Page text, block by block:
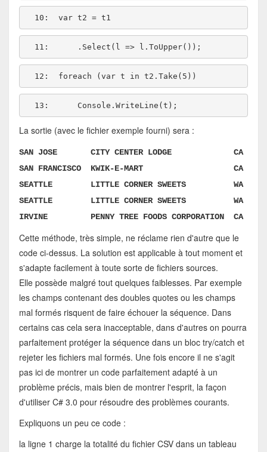
  10:
  11:
  12:
foreach (var t in
  13:
La sortie (avec le fichier exemple fourni) sera :
SAN JOSE CITY CENTER LODGE CA
SAN FRANCISCO KWIK-E-MART CA
SEATTLE LITTLE CORNER SWEETS WA
SEATTLE LITTLE CORNER SWEETS WA
IRVINE PENNY TREE FOODS CORPORATION CA
Cette méthode, très simple, ne réclame rien d'autre que le
code ci-dessus. La solution est applicable à tout moment et
s'adapte facilement à toute sorte de fichiers sources.
Elle possède malgré tout quelques faiblesses. Par exemple
les champs contenant des doubles quotes ou les champs
mal formés risquent de faire échouer la séquence. Dans
certains cas cela sera inacceptable, dans d'autres on pourra
parfaitement protéger la séquence dans un bloc try/catch et
rejeter les fichiers mal formés. Une fois encore il ne s'agit
pas ici de montrer un code parfaitement adapté à un
problème précis, mais bien de montrer l'esprit, la façon
d'utiliser C# 3.0 pour résoudre des problèmes courants.
Expliquons un peu ce code :
la ligne 1 charge la totalité du fichier CSV dans un tableau